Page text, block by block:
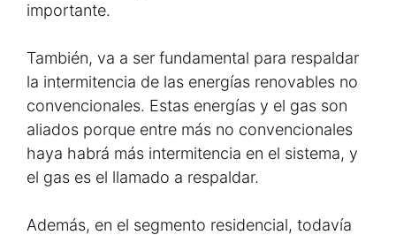
importante.
También, va a ser fundamental para respaldar
la intermitencia de las energías renovables no
convencionales. Estas energías y el gas son
aliados porque entre más no convencionales
haya habrá más intermitencia en el sistema, y
el gas es el llamado a respaldar.
Además, en el segmento residencial, todavía